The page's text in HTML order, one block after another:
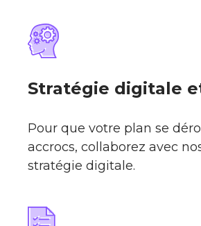
Stratégie digitale
Pour que votre plan se
accrocs, collaborez avec
stratégie digitale.